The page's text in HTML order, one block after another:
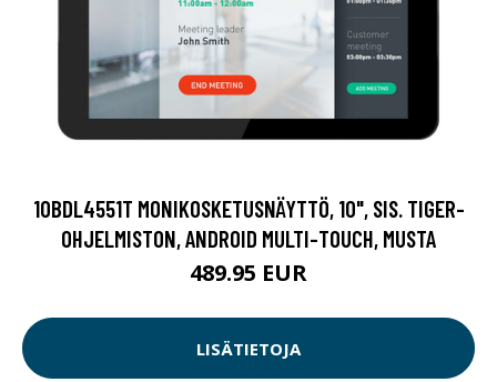
10BDL4551T MONIKOSKETUSNÄYTTÖ, 10", SIS. TIGER-
OHJELMISTON, ANDROID MULTI-TOUCH, MUSTA
489.95 EUR
LISÄTIETOJA